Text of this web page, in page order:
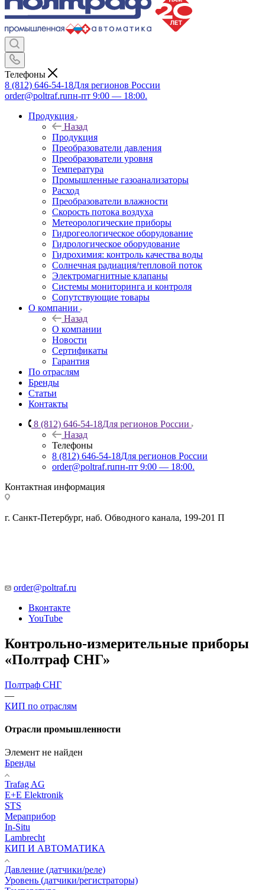
Телефоны
8 (812) 646-54-18Для регионов России
order@poltraf.ruпн-пт 9:00 — 18:00.
Продукция
Назад
Продукция
Преобразователи давления
Преобразователи уровня
Температура
Промышленные газоанализаторы
Расход
Преобразователи влажности
Скорость потока воздуха
Метеорологические приборы
Гидрогеологическое оборудование
Гидрологическое оборудование
Гидрохимия: контроль качества воды
Солнечная радиация/тепловой поток
Электромагнитные клапаны
Системы мониторинга и контроля
Сопутствующие товары
О компании
Назад
О компании
Новости
Сертификаты
Гарантия
По отраслям
Бренды
Статьи
Контакты
8 (812) 646-54-18Для регионов России
Назад
Телефоны
8 (812) 646-54-18Для регионов России
order@poltraf.ruпн-пт 9:00 — 18:00.
Контактная информация
г. Санкт-Петербург, наб. Обводного канала, 199-201 П
order@poltraf.ru
Вконтакте
YouTube
Контрольно-измерительные приборы
«Полтраф СНГ»
Полтраф СНГ
—
КИП по отраслям
Отрасли промышленности
Элемент не найден
Бренды
Trafag AG
E+E Elektronik
STS
Мераприбор
In-Situ
Lambrecht
КИП И АВТОМАТИКА
Давление (датчики/реле)
Уровень (датчики/регистраторы)